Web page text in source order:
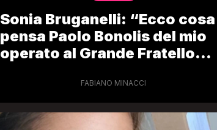
Sonia Bruganelli: “Ecco cosa
pensa Paolo Bonolis del mio
operato al Grande Fratello
FABIANO MINACCI